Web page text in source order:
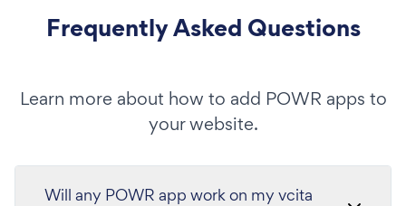
Frequently Asked Questions
Learn more about how to add POWR apps to
your website.
Will any POWR app work on my vcita